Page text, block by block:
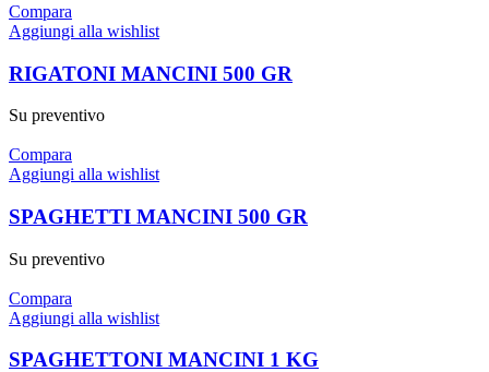
Compara
Aggiungi alla wishlist
RIGATONI MANCINI 500 GR
Su preventivo
Compara
Aggiungi alla wishlist
SPAGHETTI MANCINI 500 GR
Su preventivo
Compara
Aggiungi alla wishlist
SPAGHETTONI MANCINI 1 KG